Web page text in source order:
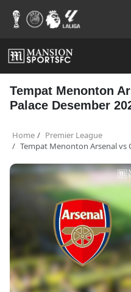
Tempat Menonton
Palace Desember
Home
Premier League
Tempat Menonton Arsenal vs